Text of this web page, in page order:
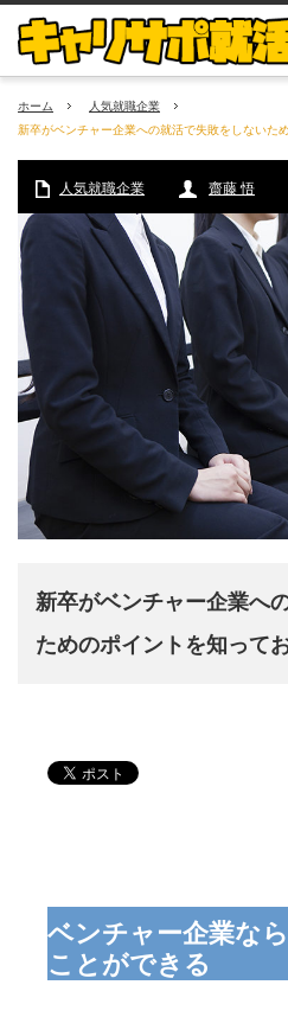
ホーム
人気就職企業
新卒がベンチャー企業への就活で失敗をしないた
人気就職企業 齋藤 悟
新卒がベンチャー企業へ
ためのポイントを知って
ベンチャー企業な
ことができる